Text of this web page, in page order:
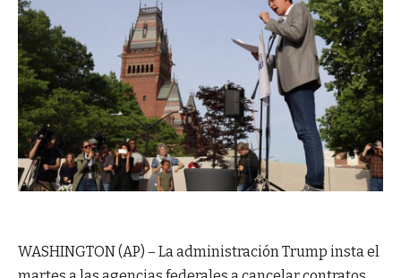
WASHINGTON (AP) – La administración Trump insta el